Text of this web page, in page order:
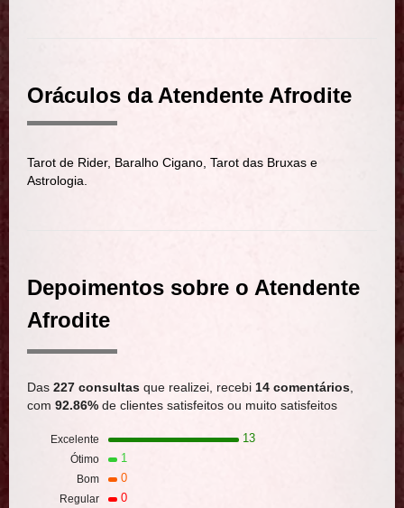
Oráculos da Atendente Afrodite
Tarot de Rider, Baralho Cigano, Tarot das Bruxas e
Astrologia.
Depoimentos sobre o Atendente
Afrodite
Das 227 consultas que realizei, recebi 14 comentários
com 92.86% de clientes satisfeitos ou muito satisfeitos
Excelente 13
Ótimo 1
Bom 0
Regular 0